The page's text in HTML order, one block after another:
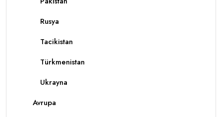
Rusya
Tacikistan
Türkmenistan
Ukrayna
Avrupa